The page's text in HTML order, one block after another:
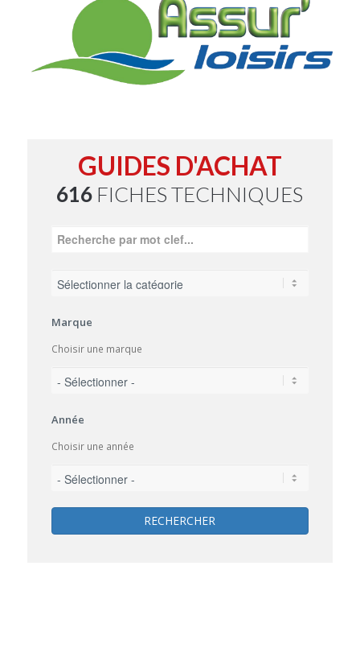
GUIDES D'ACHAT
616 FICHES TECHNIQUES
Marque
Choisir une marque
Année
Choisir une année
RECHERCHER